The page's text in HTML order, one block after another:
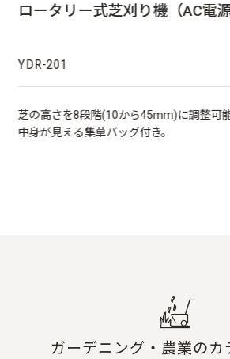
ロータリー式芝刈り機（AC電源
YDR-201
芝の高さを8段階(10から45mm)に調整可
中身が見える集草バッグ付き。
ガーデニング・農業のカ